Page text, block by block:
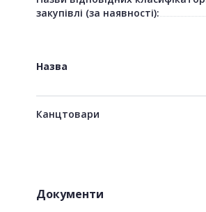
закупівлі (за наявності):
Назва
Канцтовари
Документи